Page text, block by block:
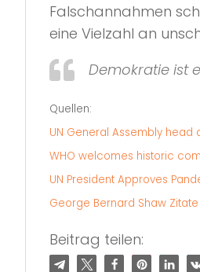
Falschannahmen
eine Vielzahl an
Demokratie ist
Quellen:
UN General Assembly
WHO welcomes historic
UN President Approves
George Bernard Shaw Zitate
Beitrag teilen: